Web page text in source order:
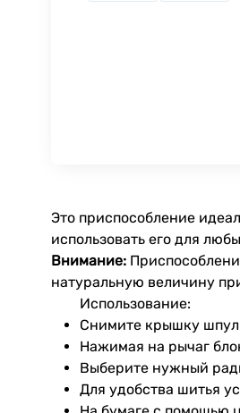
Это приспособление
использовать его для
Внимание:
натуральную величину
Использование:
Снимите крышку
Нажимая на рычаг
Выберите нужный
Для удобства шитья